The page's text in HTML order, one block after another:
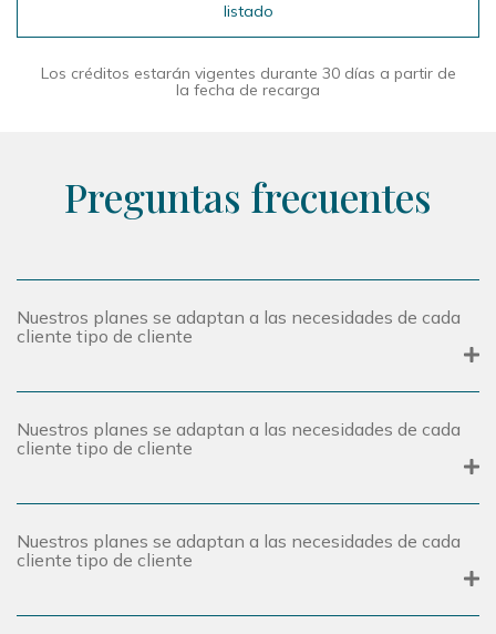
listado
Los créditos estarán vigentes durante 30 días a partir de
la fecha de recarga
Preguntas frecuentes
Nuestros planes se adaptan a las necesidades de cada
cliente tipo de cliente
Nuestros planes se adaptan a las necesidades de cada
cliente tipo de cliente
Nuestros planes se adaptan a las necesidades de cada
cliente tipo de cliente